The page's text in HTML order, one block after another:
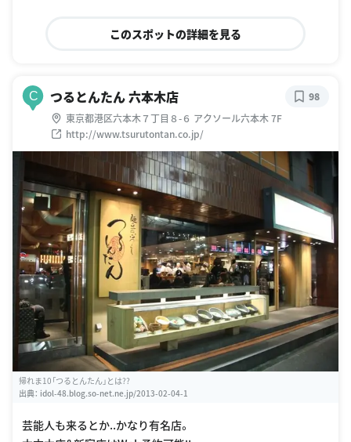
このスポットの詳細を見る
C つるとんたん 六本木店
東京都港区六本木７丁目８-６ アクソール六本木 7F
http://www.tsurutontan.co.jp/
98
帰れま10「つるとんたん」とは??
出典： idol-48.blog.so-net.ne.jp/2013-02-04-1
芸能人も来るとか..かなり有名店。